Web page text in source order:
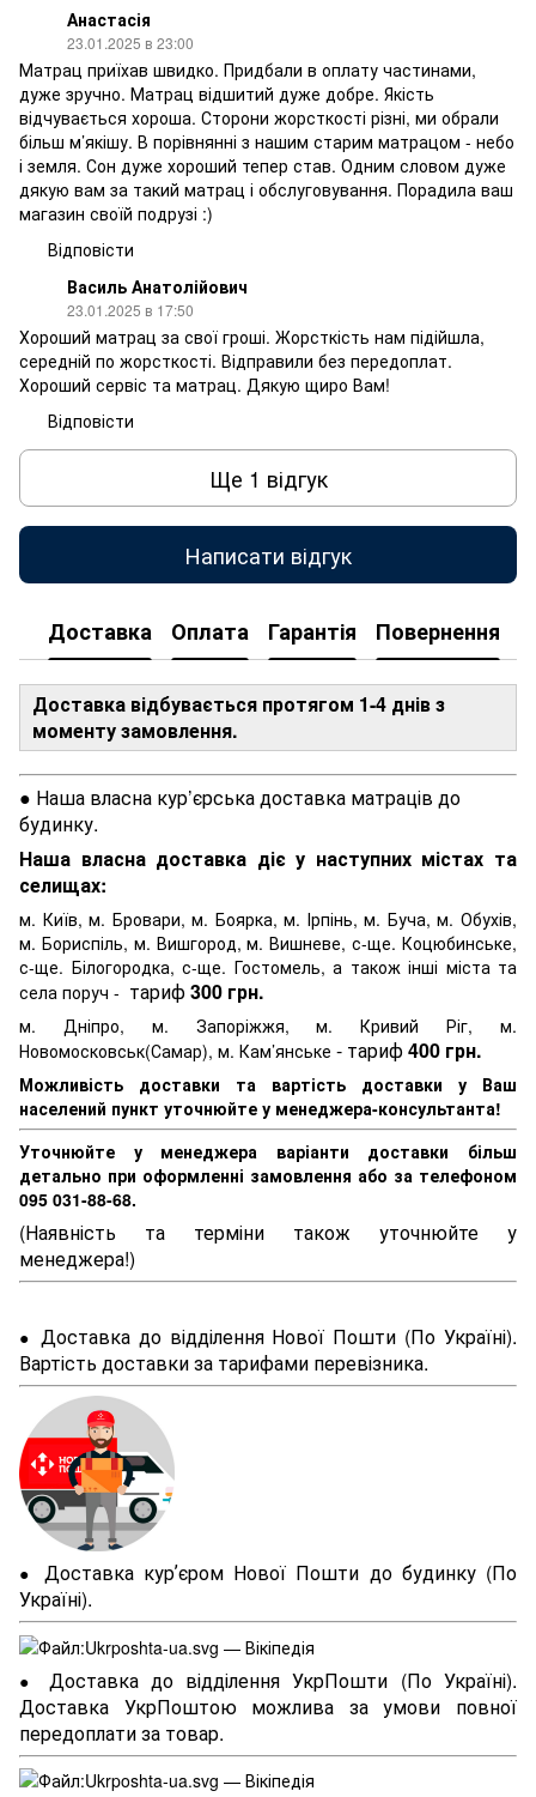
Анастасія
23.01.2025 в 23:00
Матрац приїхав швидко. Придбали в оплату частинами,
дуже зручно. Матрац відшитий дуже добре. Якість
відчувається хороша. Сторони жорсткості різні, ми обрали
більш м’якішу. В порівнянні з нашим старим матрацом - небо
і земля. Сон дуже хороший тепер став. Одним словом дуже
дякую вам за такий матрац і обслуговування. Порадила ваш
магазин своїй подрузі :)
Відповісти
Василь Анатолійович
23.01.2025 в 17:50
Хороший матрац за свої гроші. Жорсткість нам підійшла,
середній по жорсткості. Відправили без передоплат.
Хороший сервіс та матрац. Дякую щиро Вам!
Відповісти
Ще 1 відгук
Написати відгук
Доставка Оплата Гарантія Повернення
Доставка відбувається протягом 1-4 днів з
моменту замовлення.
● Наша власна кур’єрська доставка матраців до
будинку.
Наша власна доставка діє у наступних містах та
селищах:
м. Київ, м. Бровари, м. Боярка, м. Ірпінь, м. Буча, м. Обухів,
м. Бориспіль, м. Вишгород, м. Вишневе, с-ще. Коцюбинське,
с-ще. Білогородка, с-ще. Гостомель, а також інші міста та
села поруч - тариф300 грн.
м. Дніпро, м. Запоріжжя, м. Кривий Ріг, м.
Новомосковськ(Самар), м. Кам’янське - тариф400 грн.
Можливість доставки та вартість доставки у Ваш
населений пункт уточнюйте у менеджера-консультанта!
Уточнюйте у менеджера варіанти доставки більш
детально при оформленні замовлення або за телефоном
095 031-88-68.
(Наявність та терміни також уточнюйте у
менеджера!)
● Доставка до відділення Нової Пошти (По Україні).
Вартість доставки за тарифами перевізника.
● Доставка курʼєром Нової Пошти до будинку (По
Україні).
● Доставка до відділення УкрПошти (По Україні).
Доставка УкрПоштою можлива за умови повної
передоплати за товар.